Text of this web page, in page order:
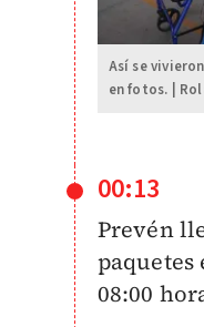
Así se
en fotos. |
00:13
Prevén
paquetes
08:00